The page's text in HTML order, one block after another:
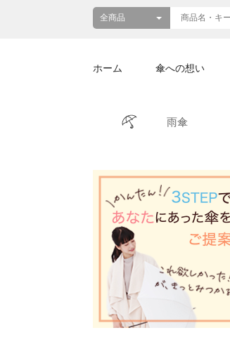
ホーム 傘への想い
雨傘